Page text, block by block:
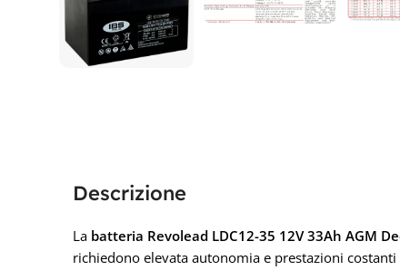
Descrizione
La batteria Revolead LDC12-35 12V 33Ah AGM
richiedono elevata autonomia e prestazioni